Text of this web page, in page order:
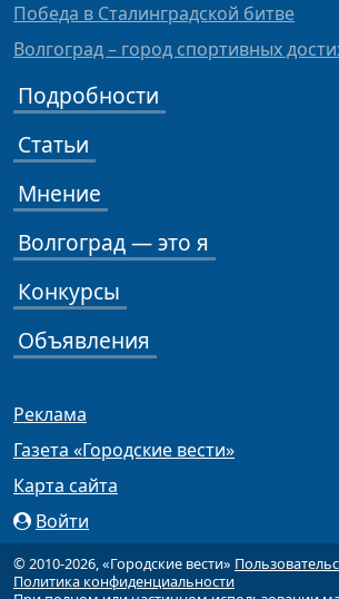
Победа в Сталинградской битве
Волгоград – город спортивных
Подробности
Статьи
Мнение
Волгоград — это я
Конкурсы
Объявления
Реклама
Газета «Городские вести»
Карта сайта
Войти
© 2010-2026, «Городские вести»
Политика конфиденциальности